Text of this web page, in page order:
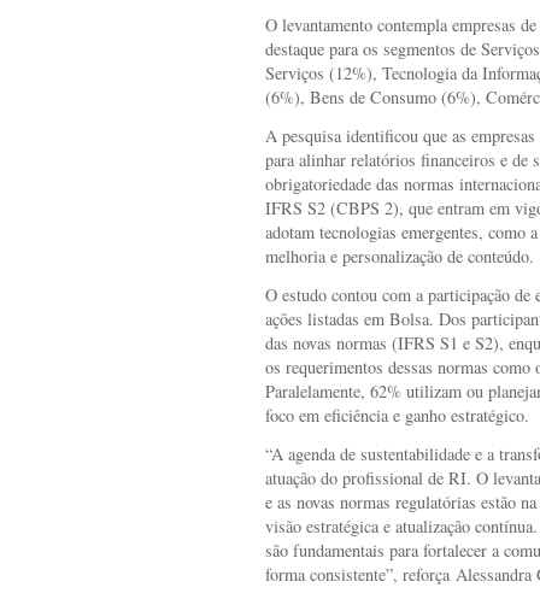
O levantamento contempla empresas
destaque para os segmentos de
Serviços (12%), Tecnologia da
(6%), Bens de Consumo (6%),
A pesquisa identificou que as
para alinhar relatórios financeiros e de
obrigatoriedade das normas
IFRS S2 (CBPS 2), que entram em
adotam tecnologias emergentes,
melhoria e personalização de conteúdo.
O estudo contou com a participação de
ações listadas em Bolsa. Dos
das novas normas (IFRS S1 e S2),
os requerimentos dessas normas
Paralelamente, 62% utilizam ou
foco em eficiência e ganho estratégico.
“A agenda de sustentabilidade e a
atuação do profissional de RI. O
e as novas normas regulatórias estão
visão estratégica e atualização
são fundamentais para fortalecer a
forma consistente”, reforça Alessandra